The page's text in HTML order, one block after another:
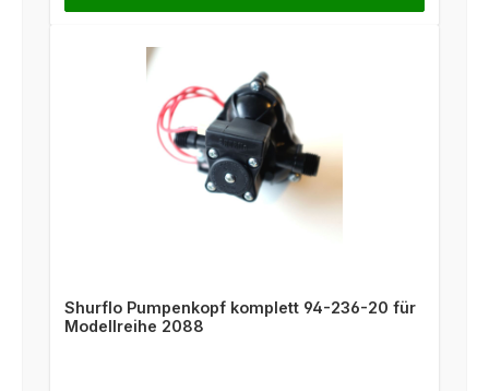
Shurflo Pumpenkopf komplett 94-236-20 für
Modellreihe 2088